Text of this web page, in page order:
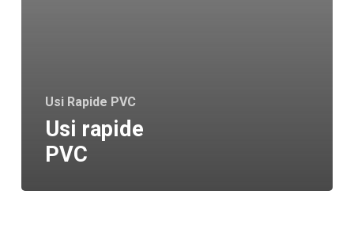
Usi Rapide PVC
Usi rapide
PVC